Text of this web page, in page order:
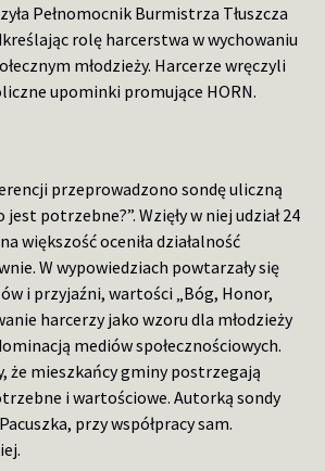
Pełnomocnik Burmistrza Tłuszcza
rolę harcerstwa w wychowaniu
młodzieży. Harcerze wręczyli
upominki promujące HORN.
przeprowadzono sondę uliczną
potrzebne?”. Wzięły w niej udział 24
większość oceniła działalność
W wypowiedziach powtarzały się
i przyjaźni, wartości „Bóg, Honor,
harcerzy jako wzoru dla młodzieży
mediów społecznościowych.
że mieszkańcy gminy postrzegają
i wartościowe. Autorką sondy
przy współpracy sam.